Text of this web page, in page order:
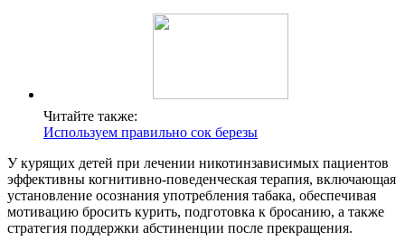
Читайте также:
Используем правильно сок березы
У курящих детей при лечении никотинзависимых пациентов
эффективны когнитивно-поведенческая терапия, включающая
установление осознания употребления табака, обеспечивая
мотивацию бросить курить, подготовка к бросанию, а также
стратегия поддержки абстиненции после прекращения.